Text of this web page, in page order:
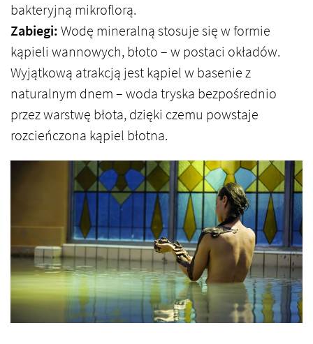
bakteryjną mikroflorą.
Zabiegi:Wodę mineralną stosuje się w formie
kąpieli wannowych, błoto – w postaci okładów.
Wyjątkową atrakcją jest kąpiel w basenie z
naturalnym dnem – woda tryska bezpośrednio
przez warstwę błota, dzięki czemu powstaje
rozcieńczona kąpiel błotna.